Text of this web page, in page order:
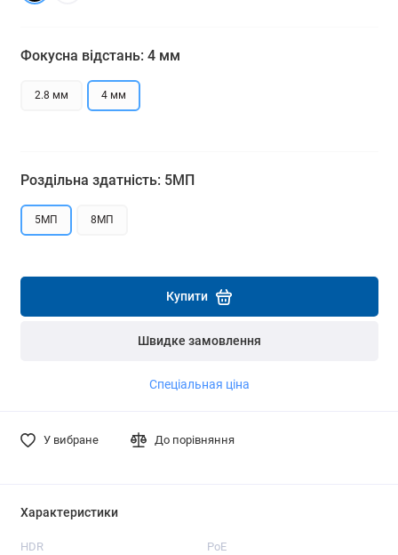
Фокусна відстань: 4 мм
2.8 мм 4 мм
Роздільна здатність: 5МП
5МП 8МП
Купити
Швидке замовлення
Спеціальная ціна
У вибране До порівняння
Характеристики
HDR PoE